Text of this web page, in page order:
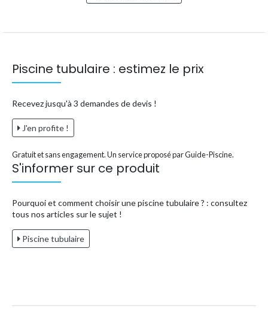
Piscine tubulaire : estimez le prix
Recevez jusqu'à 3 demandes de devis !
J'en profite !
Gratuit et sans engagement. Un service proposé par Guide-Piscine.
S'informer sur ce produit
Pourquoi et comment choisir une piscine tubulaire ? : consultez
tous nos articles sur le sujet !
Piscine tubulaire